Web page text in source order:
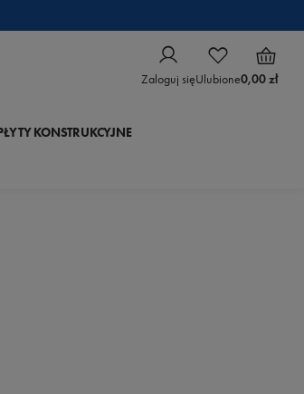
Zaloguj sięUlubione0,00 zł
KONSTRUKCYJNE